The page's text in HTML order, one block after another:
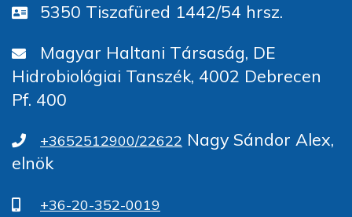
5350 Tiszafüred 1442/54 hrsz.
Magyar Haltani Társaság, DE
Hidrobiológiai Tanszék, 4002 Debrecen
Pf. 400
+3652512900/22622 Nagy Sándor Alex,
elnök
+36-20-352-0019